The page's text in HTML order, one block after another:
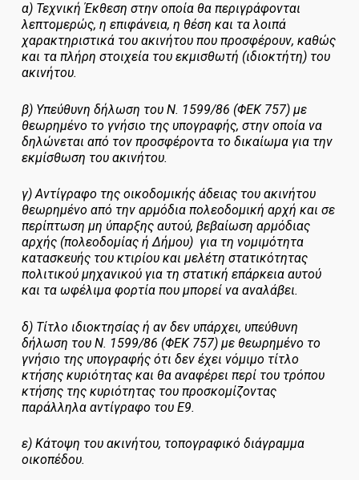
α) Τεχνική Έκθεση στην οποία θα περιγράφονται
λεπτομερώς, η επιφάνεια, η θέση και τα λοιπά
χαρακτηριστικά του ακινήτου που προσφέρουν, καθώς
και τα πλήρη στοιχεία του εκμισθωτή (ιδιοκτήτη) του
ακινήτου.
β) Υπεύθυνη δήλωση του Ν. 1599/86 (ΦΕΚ 757) με
θεωρημένο το γνήσιο της υπογραφής, στην οποία να
δηλώνεται από τον προσφέροντα το δικαίωμα για την
εκμίσθωση του ακινήτου.
γ) Αντίγραφο της οικοδομικής άδειας του ακινήτου
θεωρημένο από την αρμόδια πολεοδομική αρχή και σε
περίπτωση μη ύπαρξης αυτού, βεβαίωση αρμόδιας
αρχής (πολεοδομίας ή Δήμου) για τη νομιμότητα
κατασκευής του κτιρίου και μελέτη στατικότητας
πολιτικού μηχανικού για τη στατική επάρκεια αυτού
και τα ωφέλιμα φορτία που μπορεί να αναλάβει.
δ) Τίτλο ιδιοκτησίας ή αν δεν υπάρχει, υπεύθυνη
δήλωση του Ν. 1599/86 (ΦΕΚ 757) με θεωρημένο το
γνήσιο της υπογραφής ότι δεν έχει νόμιμο τίτλο
κτήσης κυριότητας και θα αναφέρει περί του τρόπου
κτήσης της κυριότητας του προσκομίζοντας
παράλληλα αντίγραφο του Ε9.
ε) Κάτοψη του ακινήτου, τοπογραφικό διάγραμμα
οικοπέδου.